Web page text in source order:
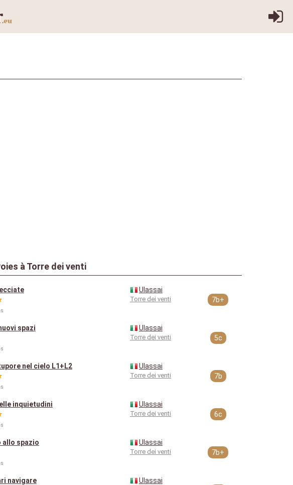
à Torre dei venti
Ulassai
Torre dei venti 7b+
spazi
Ulassai
Torre dei venti 5c
nel cielo L1+L2
Ulassai
Torre dei venti 7b
inquietudini
Ulassai
Torre dei venti 6c
allo spazio
Ulassai
Torre dei venti 7b+
navigare
Ulassai